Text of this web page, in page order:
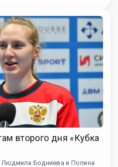
второго дня «Кубка
Бодниева и Полина